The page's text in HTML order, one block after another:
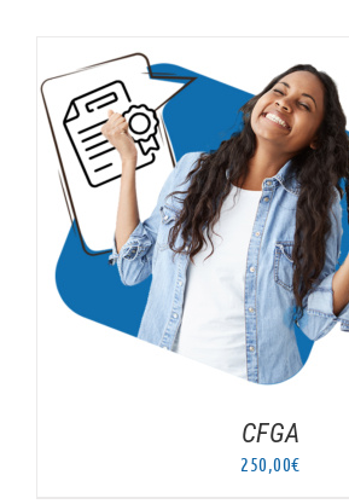
AJOUTER AU PANIER / DÉTAILS
CFGA
250,00€